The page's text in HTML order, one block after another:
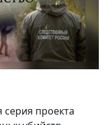
серия проекта